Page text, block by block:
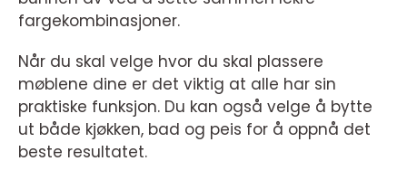
fargekombinasjoner.
Når du skal velge hvor du skal plassere
møblene dine er det viktig at alle har sin
praktiske funksjon. Du kan også velge å bytte
ut både kjøkken, bad og peis for å oppnå det
beste resultatet.